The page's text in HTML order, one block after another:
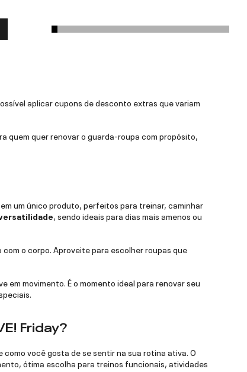
aplicar cupons de desconto extras que variam
quem quer renovar o guarda-roupa com propósito,
um único produto, perfeitos para treinar, caminhar
, sendo ideais para dias mais amenos ou
o corpo. Aproveite para escolher roupas que
em movimento. É o momento ideal para renovar seu
Friday?
você gosta de se sentir na sua rotina ativa. O
ótima escolha para treinos funcionais, atividades